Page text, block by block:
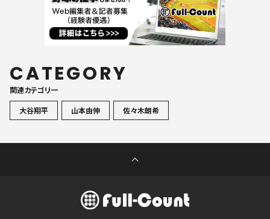
CATEGORY
関連カテゴリ一
大谷翔平
山本由伸 佐々木朗希